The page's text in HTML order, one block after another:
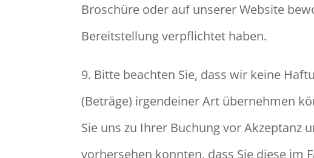
Broschüre oder auf unserer Website
Bereitstellung verpflichtet haben.
9. Bitte beachten Sie, dass wir keine
(Beträge) irgendeiner Art übernehmen
Sie uns zu Ihrer Buchung vor Akzeptanz
vorhersehen konnten, dass Sie diese im